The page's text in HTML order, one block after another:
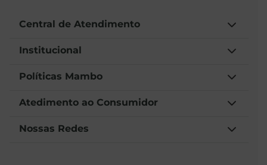
Central de Atendimento
Institucional
Políticas Mambo
Atedimento ao Consumidor
Nossas Redes